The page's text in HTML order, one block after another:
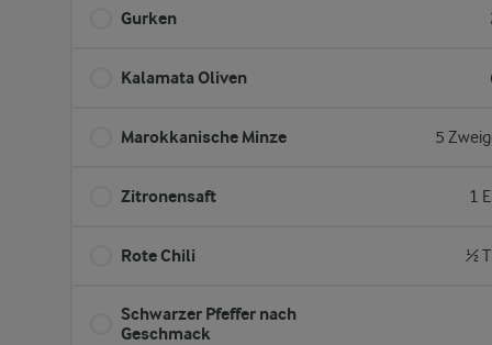
Gurken
Kalamata Oliven
Marokkanische Minze 5
Zitronensaft 1
Rote Chili ½
Schwarzer Pfeffer nach
Geschmack